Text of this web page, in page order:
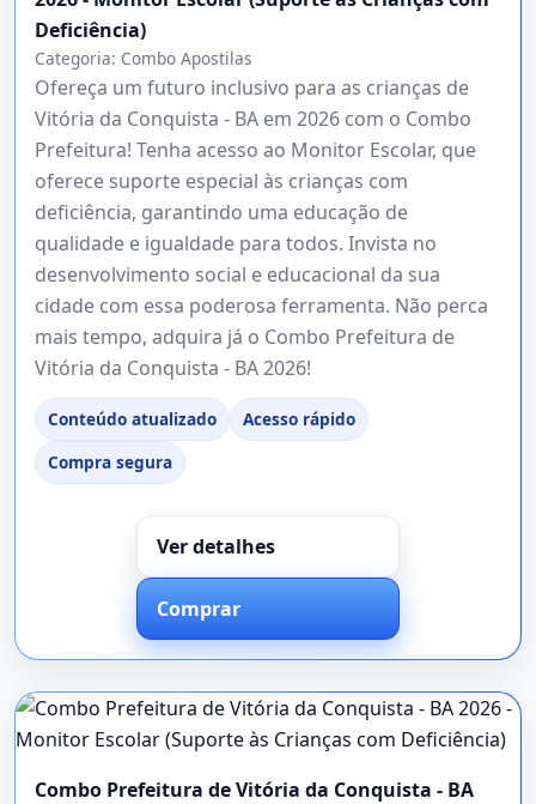
Deficiência)
Categoria: Combo Apostilas
Ofereça um futuro inclusivo para as crianças de
Vitória da Conquista - BA em 2026 com o Combo
Prefeitura! Tenha acesso ao Monitor Escolar, que
oferece suporte especial às crianças com
deficiência, garantindo uma educação de
qualidade e igualdade para todos. Invista no
desenvolvimento social e educacional da sua
cidade com essa poderosa ferramenta. Não perca
mais tempo, adquira já o Combo Prefeitura de
Vitória da Conquista - BA 2026!
Conteúdo atualizado
Acesso rápido
Compra segura
Ver detalhes
Comprar
Combo Prefeitura de Vitória da Conquista - BA